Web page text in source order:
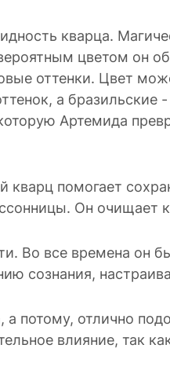
кварца.
цветом он
оттенки. Цвет
а бразильские
Артемида
кварц помогает
Он очищает
Во все времена
сознания,
а потому, отлично
влияние, так